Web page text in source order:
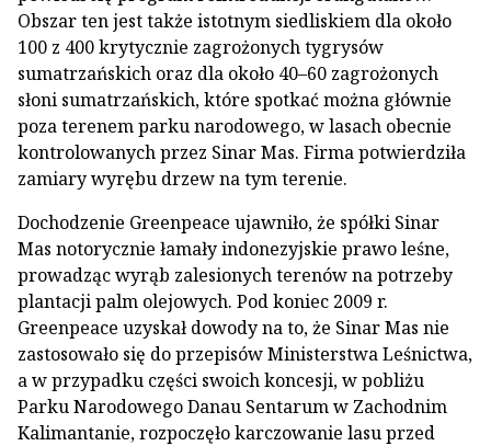
Obszar ten jest także istotnym siedliskiem dla około
100 z 400 krytycznie zagrożonych tygrysów
sumatrzańskich oraz dla około 40–60 zagrożonych
słoni sumatrzańskich, które spotkać można głównie
poza terenem parku narodowego, w lasach obecnie
kontrolowanych przez Sinar Mas. Firma potwierdziła
zamiary wyrębu drzew na tym terenie.
Dochodzenie Greenpeace ujawniło, że spółki Sinar
Mas notorycznie łamały indonezyjskie prawo leśne,
prowadząc wyrąb zalesionych terenów na potrzeby
plantacji palm olejowych. Pod koniec 2009 r.
Greenpeace uzyskał dowody na to, że Sinar Mas nie
zastosowało się do przepisów Ministerstwa Leśnictwa,
a w przypadku części swoich koncesji, w pobliżu
Parku Narodowego Danau Sentarum w Zachodnim
Kalimantanie, rozpoczęło karczowanie lasu przed